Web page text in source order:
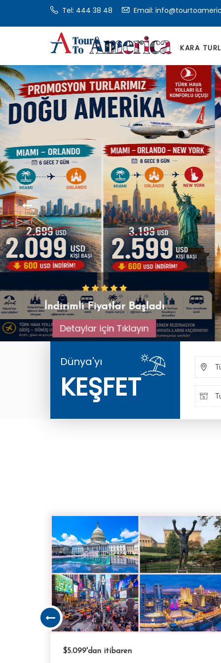
Tel: 444 38 48 Email:
KARA
İngiltere Turları
Detaylar İçin Tıklayın
Dünya'yı
KEŞFET
$3.099'dan itibaren
Çin Turları